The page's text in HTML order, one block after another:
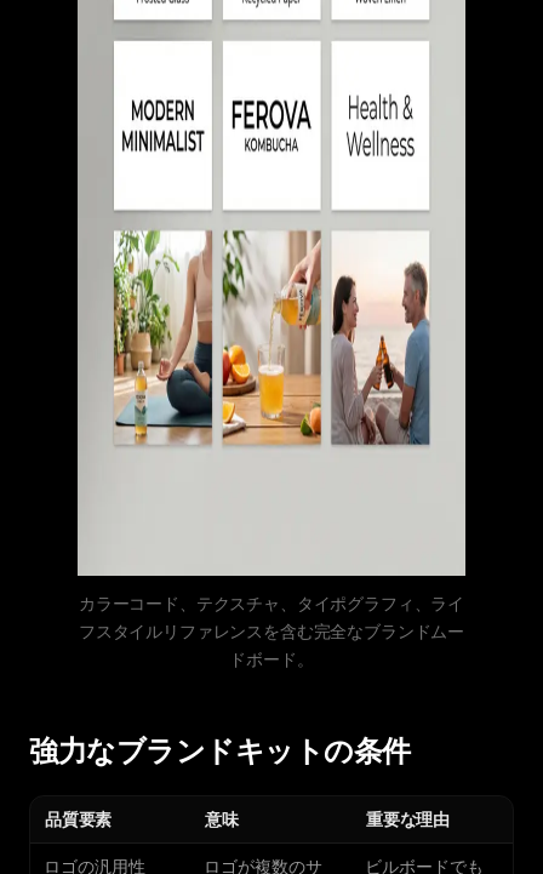
カラーコード、テクスチャ、タイポグラフィ、ライ
フスタイルリファレンスを含む完全なブランドムー
ドボード。
強力なブランドキットの条件
品質要素 意味 重要な理由
ロゴの汎用性 ロゴが複数のサ ビルボードでも